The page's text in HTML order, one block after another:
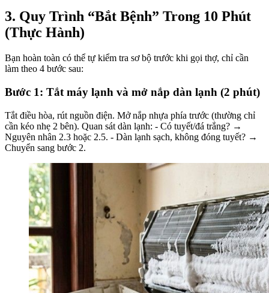
3. Quy Trình “Bắt Bệnh” Trong 10 Phút
(Thực Hành)
Bạn hoàn toàn có thể tự kiểm tra sơ bộ trước khi gọi thợ, chỉ cần
làm theo 4 bước sau:
Bước 1: Tắt máy lạnh và mở nắp dàn lạnh (2 phút)
Tắt điều hòa, rút nguồn điện. Mở nắp nhựa phía trước (thường chỉ
cần kéo nhẹ 2 bên). Quan sát dàn lạnh: - Có tuyết/đá trắng? →
Nguyên nhân 2.3 hoặc 2.5. - Dàn lạnh sạch, không đóng tuyết? →
Chuyển sang bước 2.